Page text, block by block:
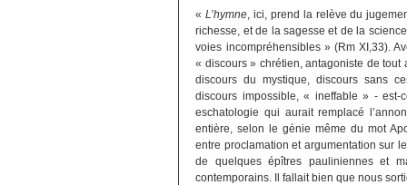
«L’hymne, ici, prend la relève du
richesse, et de la sagesse et de la
voies incompréhensibles » (Rm XI,33).
« discours » chrétien, antagoniste de tout
discours du mystique, discours sans
discours impossible, « ineffable » - est-
eschatologie qui aurait remplacé
entière, selon le génie même du mot
entre proclamation et argumentation sur
de quelques épîtres pauliniennes et
contemporains. Il fallait bien que nous